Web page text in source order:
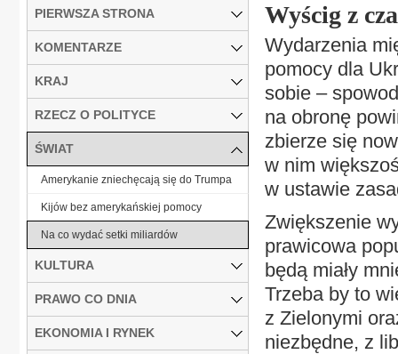
Wyścig z
Wydarzenia
pomocy dla
sobie –
na obronę
zbierze się
w nim
w ustawie
Zwiększenie
prawicowa
będą miały
Trzeba by to
z Zielonymi
niezbędne, z
PIERWSZA STRONA
KOMENTARZE
KRAJ
RZECZ O POLITYCE
ŚWIAT
Amerykanie zniechęcają się do Trumpa
Kijów bez amerykańskiej pomocy
Na co wydać setki miliardów
KULTURA
PRAWO CO DNIA
EKONOMIA I RYNEK